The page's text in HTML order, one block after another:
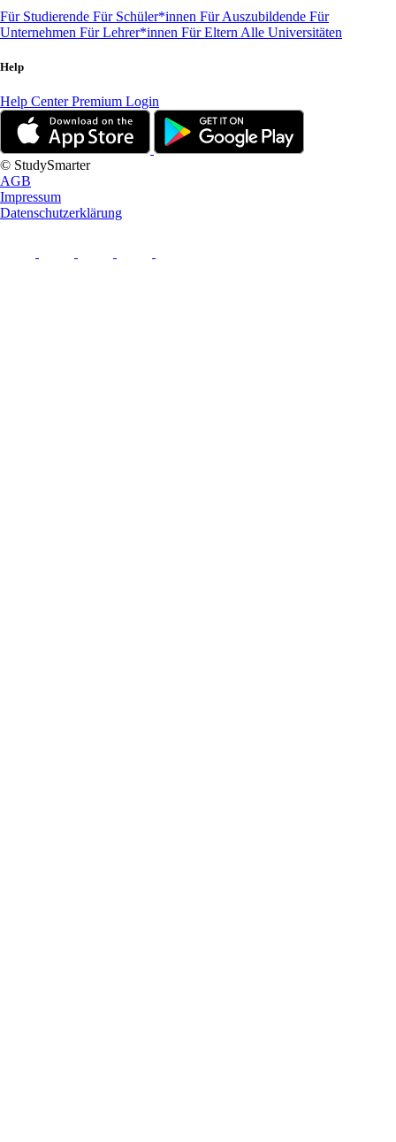
Für Studierende Für Schüler*innen Für Auszubildende Für
Unternehmen Für Lehrer*innen Für Eltern Alle Universitäten
Help
Help CenterPremium Login
© StudySmarter
AGB
Impressum
Datenschutzerklärung